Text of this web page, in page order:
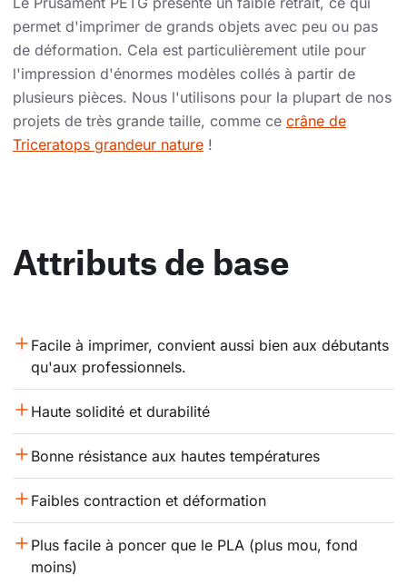
permet d'imprimer de grands objets avec peu ou pas
de déformation. Cela est particulièrement utile pour
l'impression d'énormes modèles collés à partir de
plusieurs pièces. Nous l'utilisons pour la plupart de nos
projets de très grande taille, comme ce crâne de
Triceratops grandeur nature !
Attributs de base
Facile à imprimer, convient aussi bien aux débutants
qu'aux professionnels.
Haute solidité et durabilité
Bonne résistance aux hautes températures
Faibles contraction et déformation
Plus facile à poncer que le PLA (plus mou, fond
moins)